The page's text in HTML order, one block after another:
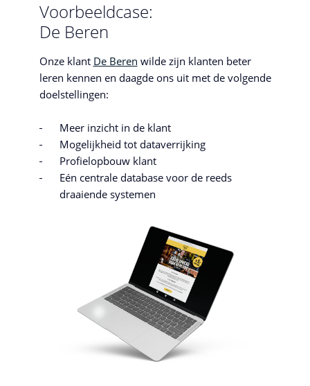
Voorbeeldcase:
De Beren
Onze klant De Beren wilde zijn klanten beter
leren kennen en daagde ons uit met de volgende
doelstellingen:
Meer inzicht in de klant
Mogelijkheid tot dataverrijking
Profielopbouw klant
Eén centrale database voor de reeds
draaiende systemen
Stuur Robbert een bericht